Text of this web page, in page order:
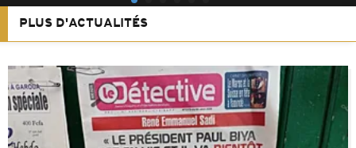
PLUS D'ACTUALITÉS